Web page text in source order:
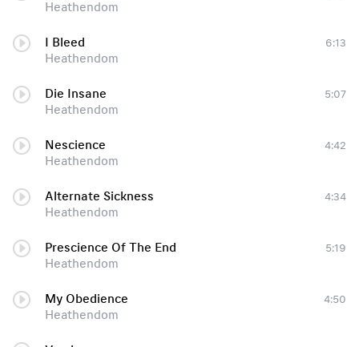
Heathendom
I Bleed
Heathendom
6:13
Die Insane
Heathendom
5:07
Nescience
Heathendom
4:42
Alternate Sickness
Heathendom
4:34
Prescience Of The End
Heathendom
5:19
My Obedience
Heathendom
4:50